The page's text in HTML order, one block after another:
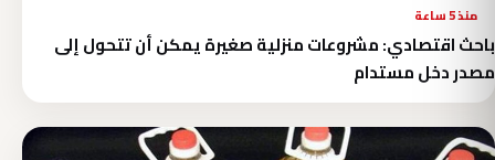
منذ 5 ساعة
باحث اقتصادي: مشروعات منزلية صغيرة يمكن أن تتحول إلى
مصدر دخل مستدام